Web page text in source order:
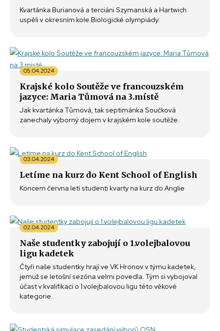
Kvartánka Burianová a terciáni Szymanská a Hartwich
uspěli v okresním kole Biologické olympiády.
Krajské kolo Soutěže ve francouzském
jazyce: Maria Tůmová na 3.místě
05.04.2024
Jak kvartánka Tůmová, tak septimánka Součková
zanechaly výborný dojem v krajském kole soutěže.
Letíme na kurz do Kent School of English
03.04.2024
Koncem června letí studenti kvarty na kurz do Anglie
Naše studentky zabojují o 1.volejbalovou
ligu kadetek
02.04.2024
Čtyři naše studentky hrají ve VK Hronov v týmu kadetek,
jemuž se letošní sezóna velmi povedla. Tým si vybojoval
účast v kvalifikaci o 1.volejbalovou ligu této věkové
kategorie.